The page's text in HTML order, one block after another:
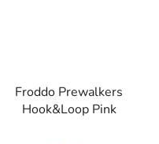
Froddo Prewalkers
Hook&Loop Pink